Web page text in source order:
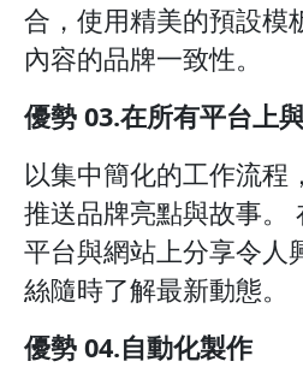
合，使用精美的預設模
內容的品牌一致性。
優勢 03.在所有平台上
以集中簡化的工作流程
推送品牌亮點與故事。
平台與網站上分享令人
絲隨時了解最新動態。
優勢 04.自動化製作